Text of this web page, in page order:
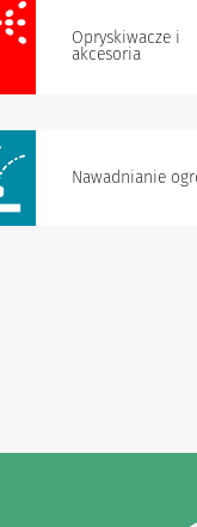
Opryskiwacze i
akcesoria
Nawadnianie